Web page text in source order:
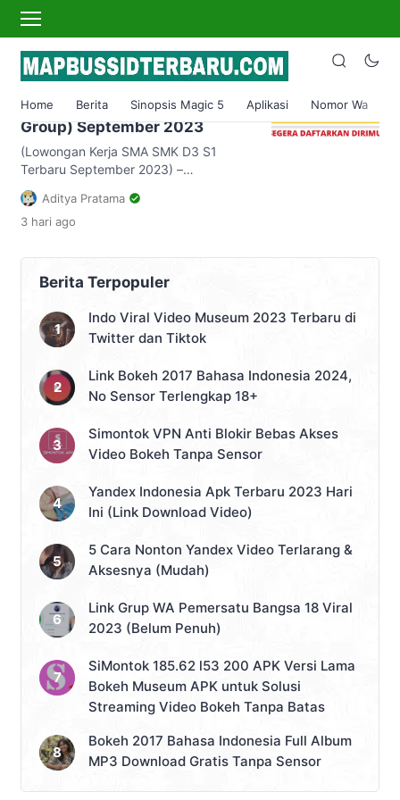
Home Berita Sinopsis Magic 5 Aplikasi Nomor Wa
lowongan kerja indomaret
Lowongan Kerja SMA SMK
Prismatama (Indomaret
Group) September 2023
(Lowongan Kerja SMA SMK D3 S1
Terbaru September 2023) –
Mendapatkan pekerjaan yang sesuai
dengan yang diinginkan adalah salah
satu idaman bagi setiap orang di saat
Sewaktu Anda lulus dari perkuliahan, itu
bukanlah akhir dari segala perjuangan
anda menggapai sebuah karir tetapi hal
tersebut adalah awal dari perjuangan
anda […]
Aditya Pratama
3 hari ago
Berita Terpopuler
Indo Viral Video Museum 2023 Terbaru di
Twitter dan Tiktok
Link Bokeh 2017 Bahasa Indonesia 2024,
No Sensor Terlengkap 18+
Simontok VPN Anti Blokir Bebas Akses
Video Bokeh Tanpa Sensor
Yandex Indonesia Apk Terbaru 2023 Hari
Ini (Link Download Video)
5 Cara Nonton Yandex Video Terlarang &
Aksesnya (Mudah)
Link Grup WA Pemersatu Bangsa 18 Viral
2023 (Belum Penuh)
SiMontok 185.62 l53 200 APK Versi Lama
Bokeh Museum APK untuk Solusi
Streaming Video Bokeh Tanpa Batas
Bokeh 2017 Bahasa Indonesia Full Album
MP3 Download Gratis Tanpa Sensor